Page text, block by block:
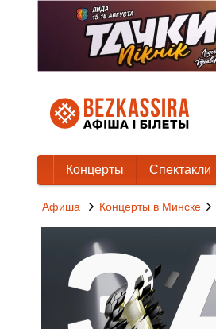
Концерты Спектакли
Афиша Концерты в Минске